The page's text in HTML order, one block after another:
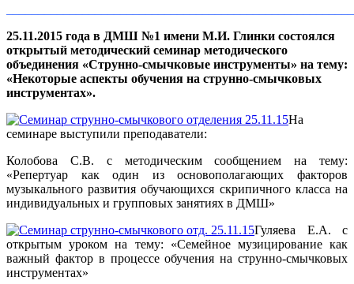
25.11.2015 года в ДМШ №1 имени М.И. Глинки состоялся
открытый методический семинар методического
объединения «Струнно-смычковые инструменты» на тему:
«Некоторые аспекты обучения на струнно-смычковых
инструментах».
На
семинаре выступили преподаватели:
Колобова С.В. с методическим сообщением на тему:
«Репертуар как один из основополагающих факторов
музыкального развития обучающихся скрипичного класса на
индивидуальных и групповых занятиях в ДМШ»
Гуляева Е.А. с
открытым уроком на тему: «Семейное музицирование как
важный фактор в процессе обучения на струнно-смычковых
инструментах»